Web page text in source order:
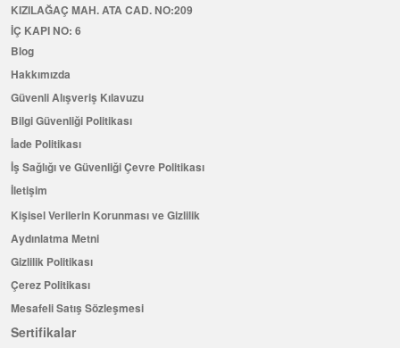
KIZILAĞAÇ MAH. ATA CAD. NO:209
İÇ KAPI NO: 6
Blog
Hakkımızda
Güvenli Alışveriş Kılavuzu
Bilgi Güvenliği Politikası
İade Politikası
İş Sağlığı ve Güvenliği Çevre Politikası
İletişim
Kişisel Verilerin Korunması ve Gizlilik
Aydınlatma Metni
Gizlilik Politikası
Çerez Politikası
Mesafeli Satış Sözleşmesi
Sertifikalar